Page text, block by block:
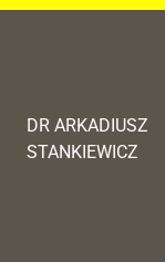
DR ARKADIUSZ
STANKIEWICZ